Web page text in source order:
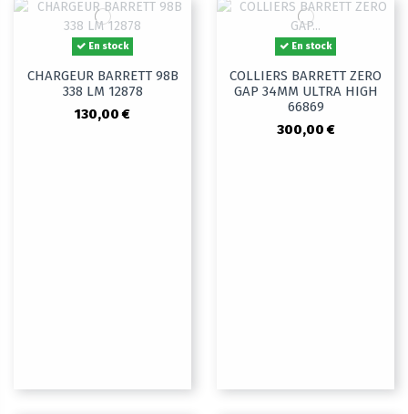
En stock
CHARGEUR BARRETT 98B
338 LM 12878
130,00 €
En stock
COLLIERS BARRETT ZERO
GAP 34MM ULTRA HIGH
66869
300,00 €